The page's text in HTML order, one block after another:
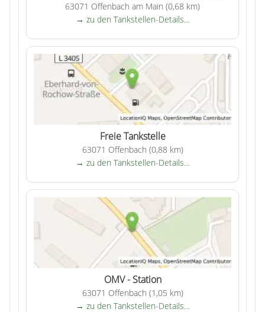
63071 Offenbach am Main (0,68 km)
→ zu den Tankstellen-Details…
Freie Tankstelle
63071 Offenbach (0,88 km)
→ zu den Tankstellen-Details…
OMV - Station
63071 Offenbach (1,05 km)
→ zu den Tankstellen-Details…